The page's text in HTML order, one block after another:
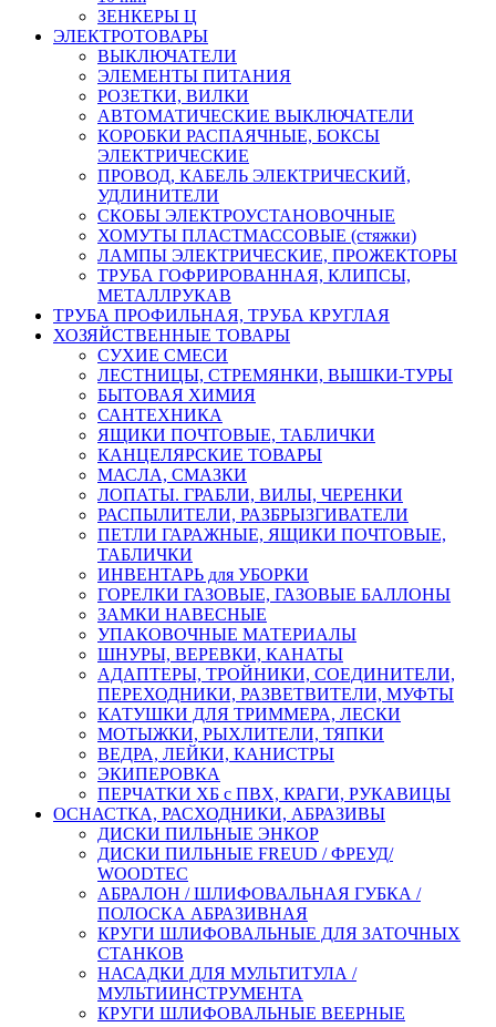
ЗЕНКЕРЫ Ц
ЭЛЕКТРОТОВАРЫ
ВЫКЛЮЧАТЕЛИ
ЭЛЕМЕНТЫ ПИТАНИЯ
РОЗЕТКИ, ВИЛКИ
АВТОМАТИЧЕСКИЕ ВЫКЛЮЧАТЕЛИ
КОРОБКИ РАСПАЯЧНЫЕ, БОКСЫ
ЭЛЕКТРИЧЕСКИЕ
ПРОВОД, КАБЕЛЬ ЭЛЕКТРИЧЕСКИЙ,
УДЛИНИТЕЛИ
СКОБЫ ЭЛЕКТРОУСТАНОВОЧНЫЕ
ХОМУТЫ ПЛАСТМАССОВЫЕ (стяжки)
ЛАМПЫ ЭЛЕКТРИЧЕСКИЕ, ПРОЖЕКТОРЫ
ТРУБА ГОФРИРОВАННАЯ, КЛИПСЫ,
МЕТАЛЛРУКАВ
ТРУБА ПРОФИЛЬНАЯ, ТРУБА КРУГЛАЯ
ХОЗЯЙСТВЕННЫЕ ТОВАРЫ
СУХИЕ СМЕСИ
ЛЕСТНИЦЫ, СТРЕМЯНКИ, ВЫШКИ-ТУРЫ
БЫТОВАЯ ХИМИЯ
САНТЕХНИКА
ЯЩИКИ ПОЧТОВЫЕ, ТАБЛИЧКИ
КАНЦЕЛЯРСКИЕ ТОВАРЫ
МАСЛА, СМАЗКИ
ЛОПАТЫ. ГРАБЛИ, ВИЛЫ, ЧЕРЕНКИ
РАСПЫЛИТЕЛИ, РАЗБРЫЗГИВАТЕЛИ
ПЕТЛИ ГАРАЖНЫЕ, ЯЩИКИ ПОЧТОВЫЕ,
ТАБЛИЧКИ
ИНВЕНТАРЬ для УБОРКИ
ГОРЕЛКИ ГАЗОВЫЕ, ГАЗОВЫЕ БАЛЛОНЫ
ЗАМКИ НАВЕСНЫЕ
УПАКОВОЧНЫЕ МАТЕРИАЛЫ
ШНУРЫ, ВЕРЕВКИ, КАНАТЫ
АДАПТЕРЫ, ТРОЙНИКИ, СОЕДИНИТЕЛИ,
ПЕРЕХОДНИКИ, РАЗВЕТВИТЕЛИ, МУФТЫ
КАТУШКИ ДЛЯ ТРИММЕРА, ЛЕСКИ
МОТЫЖКИ, РЫХЛИТЕЛИ, ТЯПКИ
ВЕДРА, ЛЕЙКИ, КАНИСТРЫ
ЭКИПЕРОВКА
ПЕРЧАТКИ ХБ с ПВХ, КРАГИ, РУКАВИЦЫ
ОСНАСТКА, РАСХОДНИКИ, АБРАЗИВЫ
ДИСКИ ПИЛЬНЫЕ ЭНКОР
ДИСКИ ПИЛЬНЫЕ FREUD / ФРЕУД/
WOODTEC
АБРАЛОН / ШЛИФОВАЛЬНАЯ ГУБКА /
ПОЛОСКА АБРАЗИВНАЯ
КРУГИ ШЛИФОВАЛЬНЫЕ ДЛЯ ЗАТОЧНЫХ
СТАНКОВ
НАСАДКИ ДЛЯ МУЛЬТИТУЛА /
МУЛЬТИИНСТРУМЕНТА
КРУГИ ШЛИФОВАЛЬНЫЕ ВЕЕРНЫЕ